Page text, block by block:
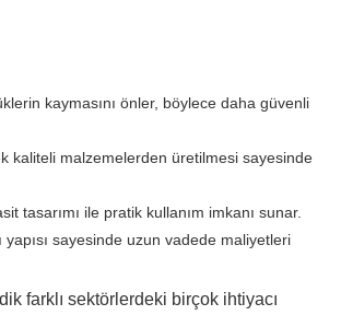
kaymasını önler, böylece daha güvenli
kaliteli malzemelerden üretilmesi sayesinde
tasarımı ile pratik kullanım imkanı sunar.
yapısı sayesinde uzun vadede maliyetleri
farklı sektörlerdeki birçok ihtiyacı